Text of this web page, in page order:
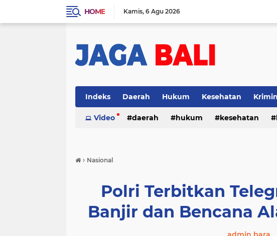
HOME Kamis 6 Agu 2026
Indeks Daerah Hukum Kesehatan
Video daerah hukum kesehatan
› Nasional
Polri Terbitkan
Banjir dan Bencana